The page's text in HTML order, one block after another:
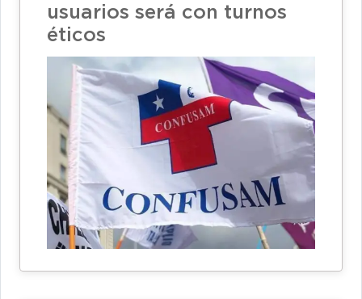
usuarios será con turnos
éticos